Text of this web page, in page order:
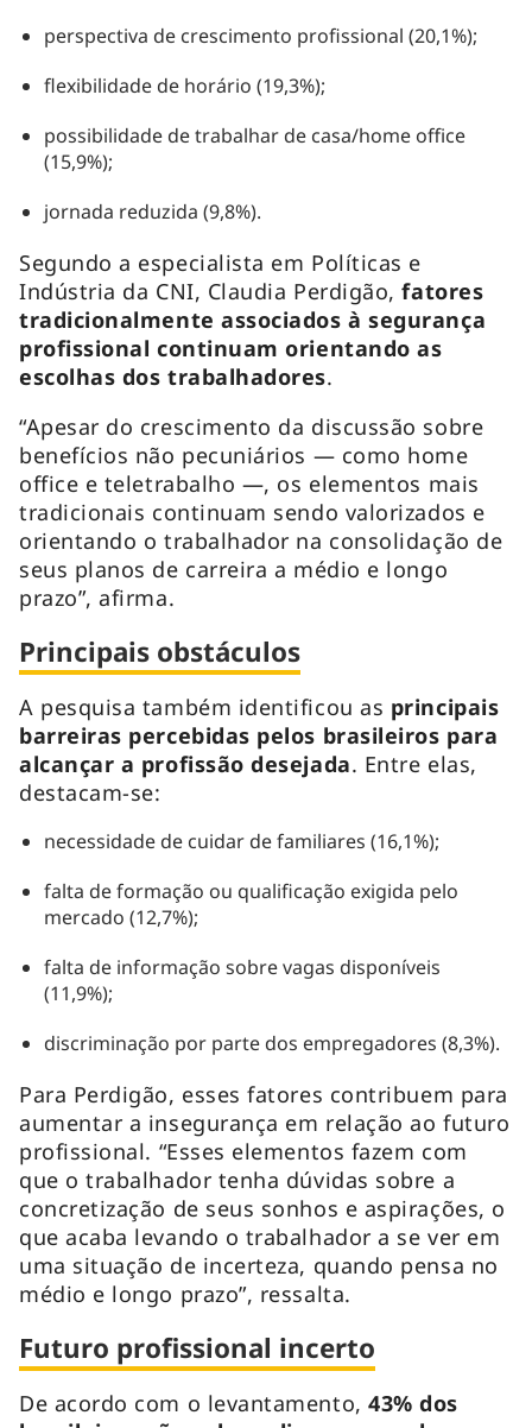
perspectiva de crescimento profissional (20,1%);
flexibilidade de horário (19,3%);
possibilidade de trabalhar de casa/home office
(15,9%);
jornada reduzida (9,8%).
Segundo a especialista em Políticas e
Indústria da CNI, Claudia Perdigão,fatores
tradicionalmente associados à segurança
profissional continuam orientando as
escolhas dos trabalhadores.
“Apesar do crescimento da discussão sobre
benefícios não pecuniários — como home
office e teletrabalho —, os elementos mais
tradicionais continuam sendo valorizados e
orientando o trabalhador na consolidação de
seus planos de carreira a médio e longo
prazo”, afirma.
Principais obstáculos
A pesquisa também identificou as principais
barreiras percebidas pelos brasileiros para
alcançar a profissão desejada. Entre elas,
destacam-se:
necessidade de cuidar de familiares (16,1%);
falta de formação ou qualificação exigida pelo
mercado (12,7%);
falta de informação sobre vagas disponíveis
(11,9%);
discriminação por parte dos empregadores (8,3%).
Para Perdigão, esses fatores contribuem para
aumentar a insegurança em relação ao futuro
profissional. “Esses elementos fazem com
que o trabalhador tenha dúvidas sobre a
concretização de seus sonhos e aspirações, o
que acaba levando o trabalhador a se ver em
uma situação de incerteza, quando pensa no
médio e longo prazo”, ressalta.
Futuro profissional incerto
De acordo com o levantamento,43% dos